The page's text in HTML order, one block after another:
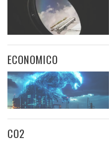
ECONOMICO
CO2